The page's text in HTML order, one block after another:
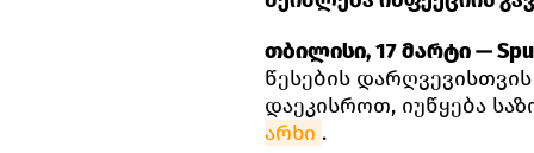
თბილისი, 17 მარტი —
წესების
დაეკისროთ, იუწყება
არხი .